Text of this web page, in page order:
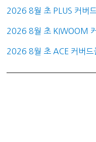
2026 8월 초 PLUS 커버
2026 8월 초 KIWOOM
2026 8월 초 ACE 커버드